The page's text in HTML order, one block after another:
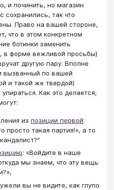
и починить, но магазин
сохранились, так что
Право на вашей стороне,
что в этом конкретном
ботинки заменить
в форме вежливой просьбы)
другую пару. Вполне
вызванный по вашей
и такой же твердой)
Как это делается,
из позиции первой:
просто такая партия!», а то
: «Войдите в наше
мы знаем, что эту вещь
вы не видите, как глупо